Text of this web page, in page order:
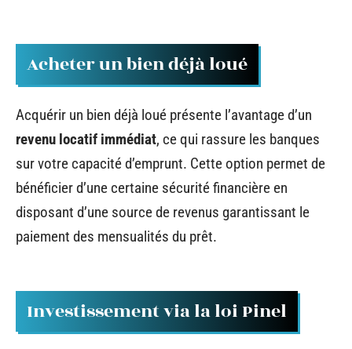
Acheter un bien déjà loué
Acquérir un bien déjà loué présente l’avantage d’un
revenu locatif immédiat, ce qui rassure les banques
sur votre capacité d’emprunt. Cette option permet de
bénéficier d’une certaine sécurité financière en
disposant d’une source de revenus garantissant le
paiement des mensualités du prêt.
Investissement via la loi Pinel